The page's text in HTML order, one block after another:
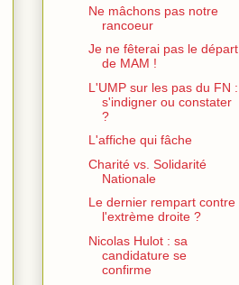
Ne mâchons pas notre
rancoeur
Je ne fêterai pas le départ
de MAM !
L'UMP sur les pas du FN :
s'indigner ou constater
?
L'affiche qui fâche
Charité vs. Solidarité
Nationale
Le dernier rempart contre
l'extrème droite ?
Nicolas Hulot : sa
candidature se
confirme